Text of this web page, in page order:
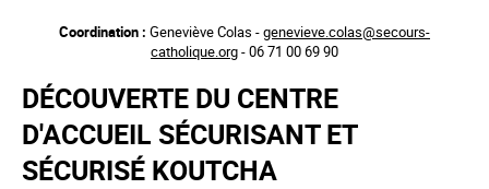
principal
Coordination : Geneviève Colas -genevieve.colas@secours-
catholique.org- 06 71 00 69 90
DÉCOUVERTE DU CENTRE
D'ACCUEIL SÉCURISANT ET
SÉCURISÉ KOUTCHA